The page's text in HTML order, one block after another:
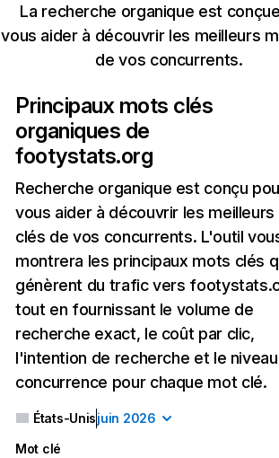
La recherche organique est
vous aider à découvrir les meilleurs
de vos concurrents.
Principaux mots clés
organiques de
footystats.org
Recherche organique est conçu
vous aider à découvrir les
clés de vos concurrents. L'outil
montrera les principaux mots clés
génèrent du trafic vers
tout en fournissant le volume de
recherche exact, le coût par clic,
l'intention de recherche et le
concurrence pour chaque mot clé.
États-Unisjuin 2026
Mot clé